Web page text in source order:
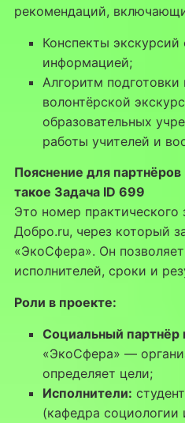
рекомендаций,
Конспекты экскурсий
информацией;
Алгоритм подготовки
волонтёрской
образовательных
работы учителей и
Пояснение для партнёров
такое Задача ID 699
Это номер практического
Добро.ru, через который
«ЭкоСфера». Он
исполнителей, сроки и
Роли в проекте:
Социальный партнёр
«ЭкоСфера» —
определяет цели;
Исполнители:
(кафедра социологии